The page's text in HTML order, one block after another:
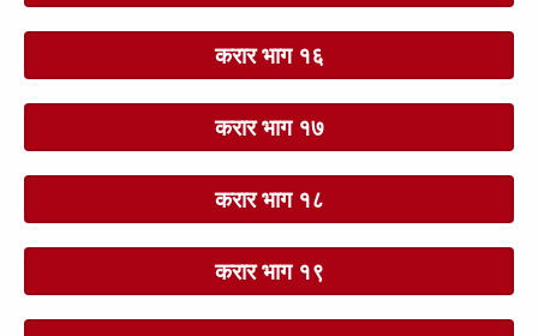
करार भाग १६
करार भाग १७
करार भाग १८
करार भाग १९